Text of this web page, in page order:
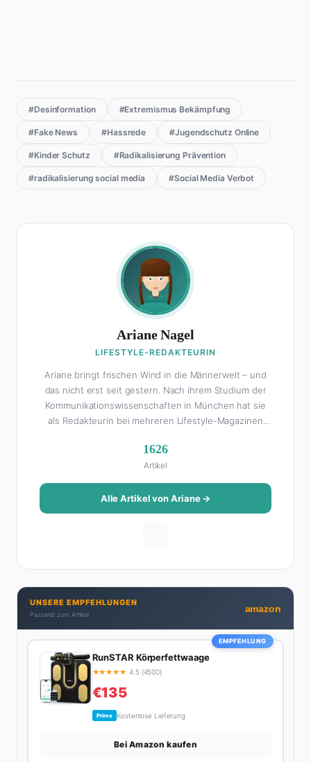
#Desinformation #Extremismus Bekämpfung
#Fake News #Hassrede #Jugendschutz Online
#Kinder Schutz #Radikalisierung Prävention
#radikalisierung social media #Social Media Verbot
Ariane Nagel
LIFESTYLE-REDAKTEURIN
Ariane bringt frischen Wind in die Männerwelt – und
das nicht erst seit gestern. Nach ihrem Studium der
Kommunikationswissenschaften in München hat sie
als Redakteurin bei mehreren Lifestyle-Magazinen
Als Lifestyle-Redakteurin schreibt sie über alles, was
das Leben schöner macht: von Interior Design und
Reise-Tipps über Food-Trends bis hin zu
Beziehungsratgebern, die auch Männer gerne lesen.
Ihre Geheimwaffe: Sie weiß genau, was Frauen an
Brunch-Spot der Stadt. Ihre Interior-Tipps basieren
auf echter Erfahrung – ihre Wohnung wurde schon
zweimal in Design-Blogs gefeatured.
1626
Artikel
Alle Artikel von Ariane →
UNSERE EMPFEHLUNGEN
Passend zum Artikel
amazon
EMPFEHLUNG
RunSTAR Körperfettwaage
★★★★★ 4.5 (4500)
€135
Prime Kostenlose Lieferung
Bei Amazon kaufen